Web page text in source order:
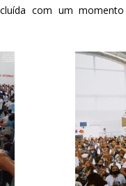
com um